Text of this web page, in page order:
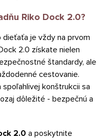
Riko Dock 2.0?
je vždy na prvom
2.0 získate nielen
štandardy, ale
cestovanie.
spoľahlivej konštrukcii sa
dôležité - bezpečnú a
2.0 a poskytnite